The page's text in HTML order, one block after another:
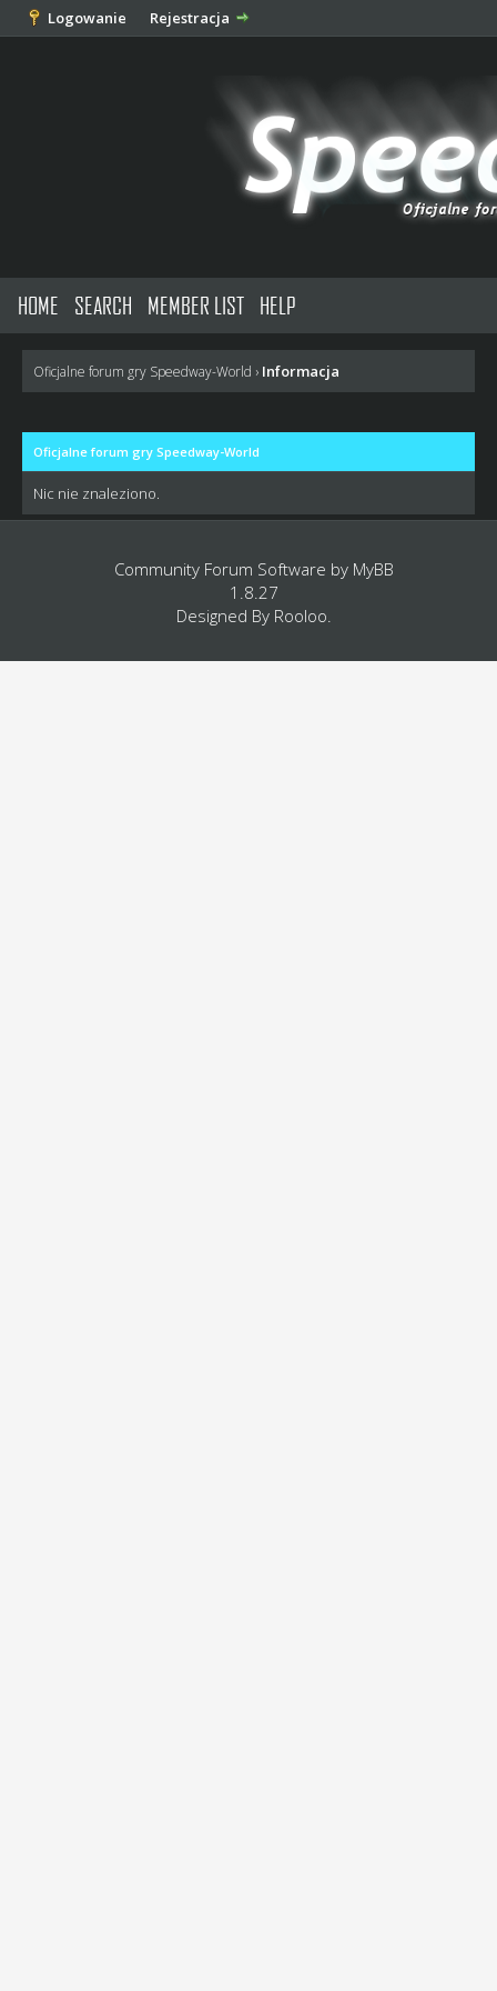
Logowanie Rejestracja
HOME SEARCH MEMBER LIST HELP
Oficjalne forum gry Speedway-World › Informacja
Oficjalne forum gry Speedway-World
Nic nie znaleziono.
Community Forum Software by MyBB
1.8.27
Designed By Rooloo.